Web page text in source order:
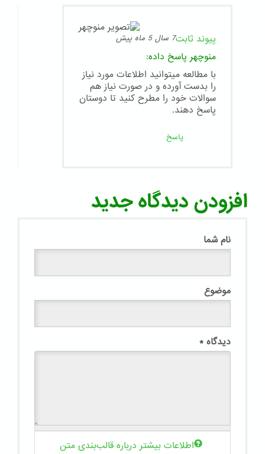
پیوند ثابت7 سال 5 ماه پیش
منوچهر پاسخ داده:
با مطالعه میتوانید اطلاعات مورد نیاز
را بدست آورده و در صورت نیاز هم
سوالات خود را مطرح کنید تا دوستان
پاسخ دهند.
پاسخ
افزودن دیدگاه جدید
نام شما
موضوع
دیدگاه *
اطلاعات بیشتر درباره قالب‌بندی متن